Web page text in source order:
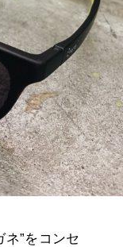
”をコンセ